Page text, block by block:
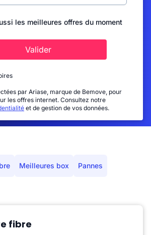
les meilleures offres du moment
Valider
par Ariase, marque de Bemove, pour
les offres internet. Consultez notre
et de gestion de vos données.
Meilleures box Pannes
fibre